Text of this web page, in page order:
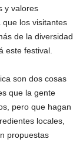
y valores
los visitantes
de la diversidad
este festival.
son dos cosas
que la gente
pero que hagan
locales,
propuestas